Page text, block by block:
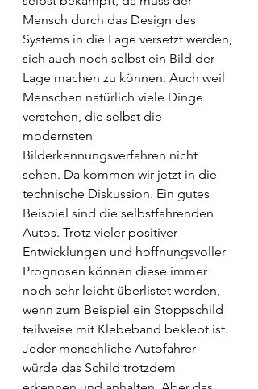
Mensch durch das Design des
Systems in die Lage versetzt werden,
sich auch noch selbst ein Bild der
Lage machen zu können. Auch weil
Menschen natürlich viele Dinge
verstehen, die selbst die
modernsten
Bilderkennungsverfahren nicht
sehen. Da kommen wir jetzt in die
technische Diskussion. Ein gutes
Beispiel sind die selbstfahrenden
Autos. Trotz vieler positiver
Entwicklungen und hoffnungsvoller
Prognosen können diese immer
noch sehr leicht überlistet werden,
wenn zum Beispiel ein Stoppschild
teilweise mit Klebeband beklebt ist.
Jeder menschliche Autofahrer
würde das Schild trotzdem